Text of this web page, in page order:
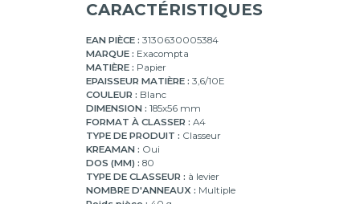
CARACTÉRISTIQUES
EAN PIÈCE : 3130630005384
MARQUE : Exacompta
MATIÈRE : Papier
EPAISSEUR MATIÈRE : 3,6/10E
COULEUR : Blanc
DIMENSION : 185x56 mm
FORMAT À CLASSER : A4
TYPE DE PRODUIT : Classeur
KREAMAN : Oui
DOS (MM) : 80
TYPE DE CLASSEUR : à levier
NOMBRE D'ANNEAUX : Multiple